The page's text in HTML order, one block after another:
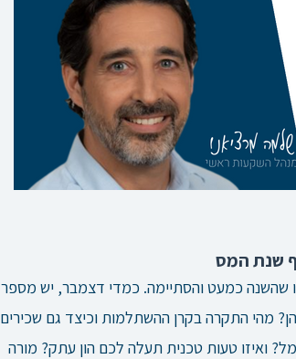
שנת המס
שהשנה כמעט והסתיימה. כמדי דצמבר, יש מספר
מהי התקרה בקרן ההשתלמות וכיצד גם שכירים
ואיזו טעות טכנית תעלה לכם הון עתק? מורה